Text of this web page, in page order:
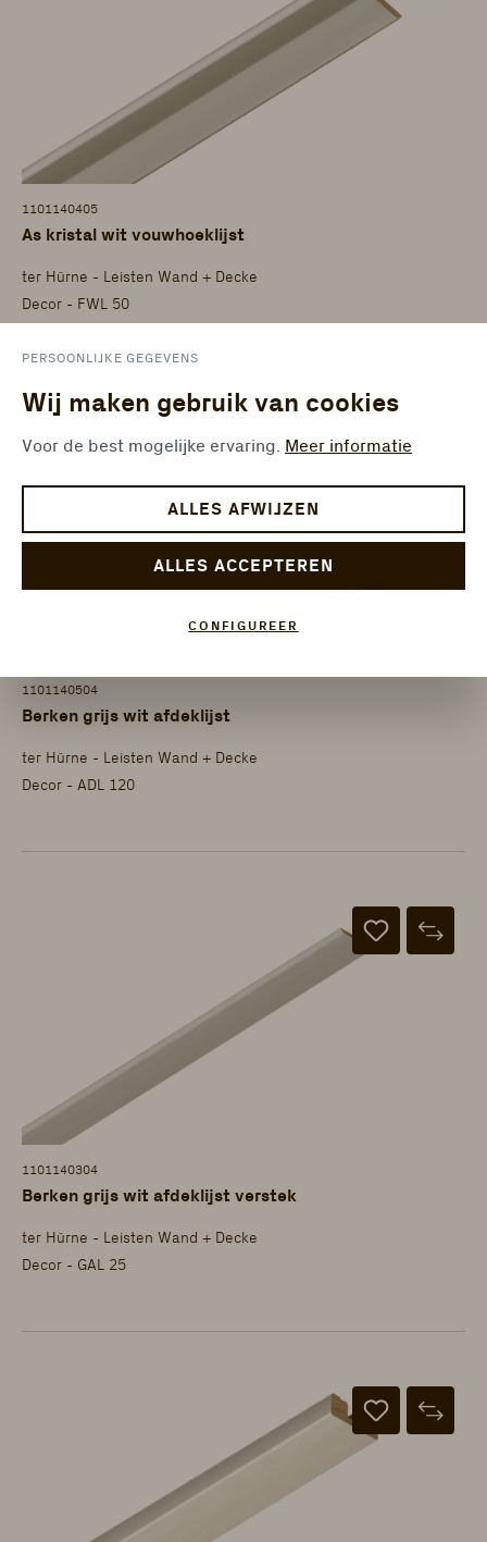
1101140405
As kristal wit vouwhoeklijst
ter Hürne - Leisten Wand + Decke
Decor - FWL 50
1101140504
Berken grijs wit afdeklijst
ter Hürne - Leisten Wand + Decke
Decor - ADL 120
1101140304
Berken grijs wit afdeklijst verstek
ter Hürne - Leisten Wand + Decke
Decor - GAL 25
PERSOONLIJKE GEGEVENS
Wij maken gebruik van cookies
Voor de best mogelijke ervaring. Meer informatie
ALLES AFWIJZEN
ALLES ACCEPTEREN
CONFIGUREER